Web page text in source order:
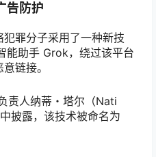
告防护
罪分子采用了一种新技
能助手 Grok，绕过该平台
链接。
责人纳蒂・塔尔（Nati
披露，该技术被命名为